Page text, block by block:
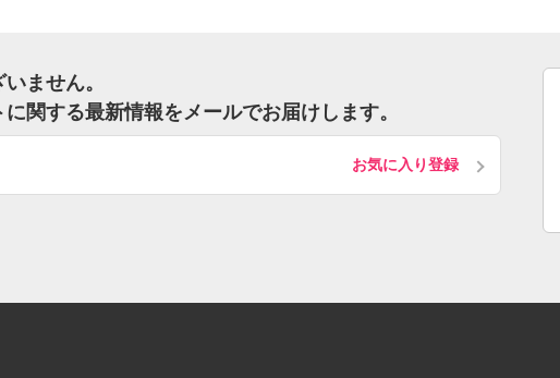
ません。
関する最新情報をメールでお届けします。
お気に入り登録